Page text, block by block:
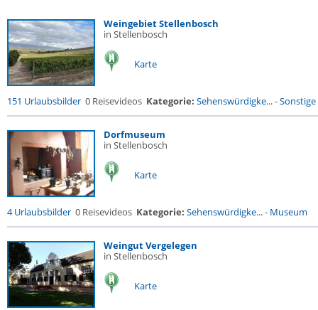
Weingebiet Stellenbosch
in Stellenbosch
Karte
151 Urlaubsbilder 0 Reisevideos Kategorie: Sehenswürdigke...-Sonstige
Dorfmuseum
in Stellenbosch
Karte
4 Urlaubsbilder 0 Reisevideos Kategorie: Sehenswürdigke...- Museum
Weingut Vergelegen
in Stellenbosch
Karte